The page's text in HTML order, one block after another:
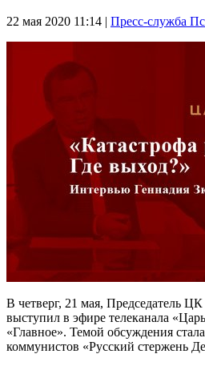
22 мая 2020 11:14 | Пресс-служба
В четверг, 21 мая, Председатель
выступил в эфире телеканала
«Главное». Темой обсуждения
коммунистов «Русский стержень